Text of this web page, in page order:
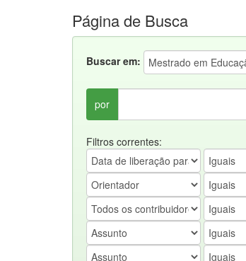
Página de Busca
Buscar em:
por
Filtros correntes: